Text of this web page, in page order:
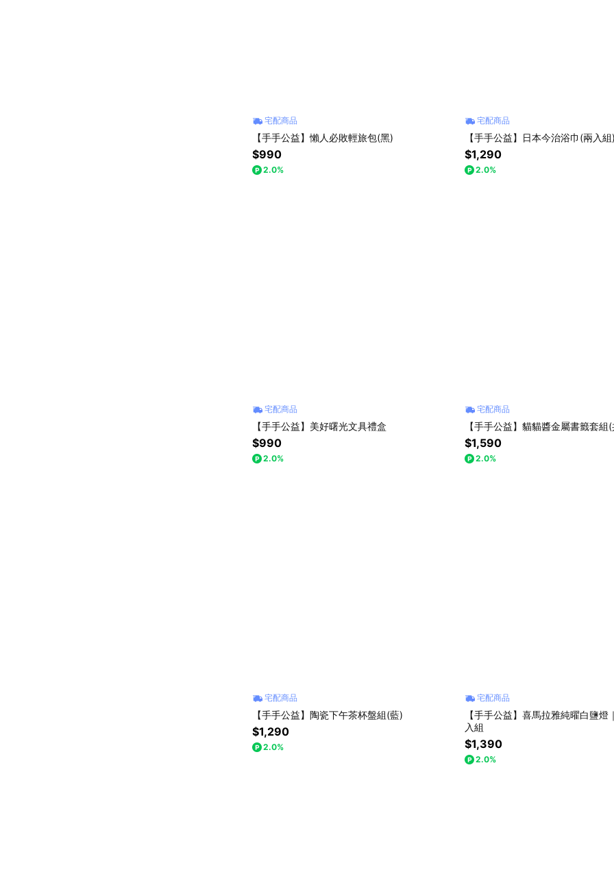
宅配商品
【手手公益】懶人必敗輕旅包(黑)
$990
2.0%
宅配商品
【手手公益】日本今治浴巾(兩入
$1,290
2.0%
宅配商品
【手手公益】美好曙光文具禮盒
$990
2.0%
宅配商品
【手手公益】貓貓醬金屬書籤套組
$1,590
2.0%
宅配商品
【手手公益】陶瓷下午茶杯盤組(藍)
$1,290
2.0%
宅配商品
【手手公益】喜馬拉雅純曜白鹽燈
入組
$1,390
2.0%